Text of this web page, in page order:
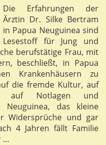
Die Erfahrungen der
Ärztin Dr. Silke Bertram
in Papua Neuguinea sind
Lesestoff für Jung und
berufstätige Frau, mit
beschließt, in Papua
Krankenhäusern zu
die fremde Kultur, auf
auf Notlagen und
Neuguinea, das kleine
Widersprüche und gar
4 Jahren fällt Familie
…